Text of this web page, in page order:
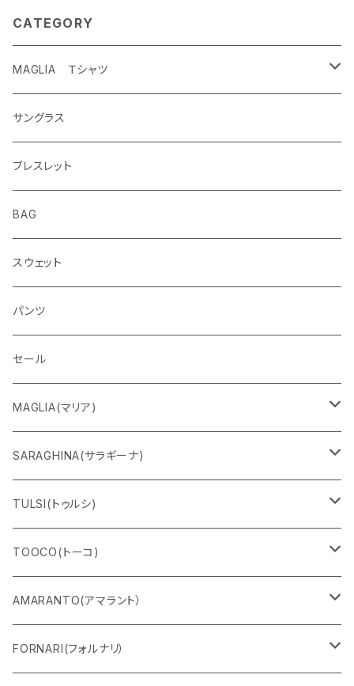
CATEGORY
MAGLIA Ｔシャツ
ETERNAL
サングラス
ブレスレット
BAG
スウェット
パンツ
セール
MAGLIA(マリア)
Ｔシャツ
スウェット
ロングＴシャツ
パンツ
フーディー
SARAGHINA(サラギーナ)
サングラス
メガネフレーム
マスク
TULSI(トゥルシ)
ブレスレット
リング
ベルト
TOOCO(トーコ)
シャルパベスト
水着
AMARANTO(アマラント）
セーター
FORNARI(フォルナリ）